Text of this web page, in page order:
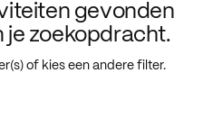
gevonden
je zoekopdracht.
of kies een andere filter.